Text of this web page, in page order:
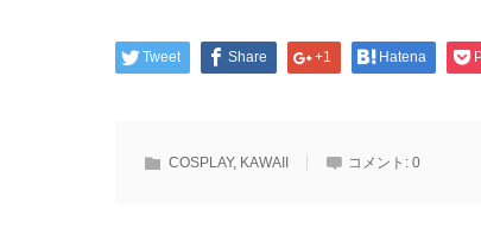
Tweet Share +1 Hatena
COSPLAY, KAWAII コメント: 0